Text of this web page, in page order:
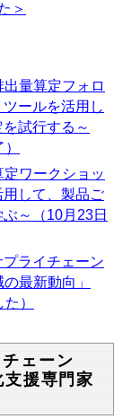
＞
出量算定フォロ
ールを活用し
試行する～
定ワークショッ
して、製品ご
～（10月23日
プライチェーン
最新動向」
）
ェーン
援専門家